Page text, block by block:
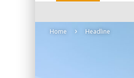
Home Headline